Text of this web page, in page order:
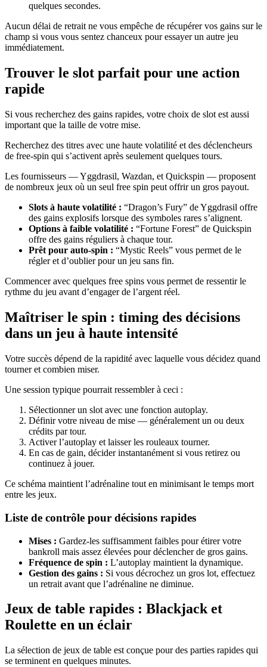
quelques secondes.
Aucun délai de retrait ne vous empêche de récupérer vos gains sur le
champ si vous vous sentez chanceux pour essayer un autre jeu
immédiatement.
Trouver le slot parfait pour une action
rapide
Si vous recherchez des gains rapides, votre choix de slot est aussi
important que la taille de votre mise.
Recherchez des titres avec une haute volatilité et des déclencheurs
de free‑spin qui s’activent après seulement quelques tours.
Les fournisseurs — Yggdrasil, Wazdan, et Quickspin — proposent
de nombreux jeux où un seul free spin peut offrir un gros payout.
Slots à haute volatilité : “Dragon’s Fury” de Yggdrasil offre
des gains explosifs lorsque des symboles rares s’alignent.
Options à faible volatilité : “Fortune Forest” de Quickspin
offre des gains réguliers à chaque tour.
Prêt pour auto‑spin : “Mystic Reels” vous permet de le
régler et d’oublier pour un jeu sans fin.
Commencer avec quelques free spins vous permet de ressentir le
rythme du jeu avant d’engager de l’argent réel.
Maîtriser le spin : timing des décisions
dans un jeu à haute intensité
Votre succès dépend de la rapidité avec laquelle vous décidez quand
tourner et combien miser.
Une session typique pourrait ressembler à ceci :
Sélectionner un slot avec une fonction autoplay.
Définir votre niveau de mise — généralement un ou deux
crédits par tour.
Activer l’autoplay et laisser les rouleaux tourner.
En cas de gain, décider instantanément si vous retirez ou
continuez à jouer.
Ce schéma maintient l’adrénaline tout en minimisant le temps mort
entre les jeux.
Liste de contrôle pour décisions rapides
Mises : Gardez-les suffisamment faibles pour étirer votre
bankroll mais assez élevées pour déclencher de gros gains.
Fréquence de spin : L’autoplay maintient la dynamique.
Gestion des gains : Si vous décrochez un gros lot, effectuez
un retrait avant que l’adrénaline ne diminue.
Jeux de table rapides : Blackjack et
Roulette en un éclair
La sélection de jeux de table est conçue pour des parties rapides qui
se terminent en quelques minutes.